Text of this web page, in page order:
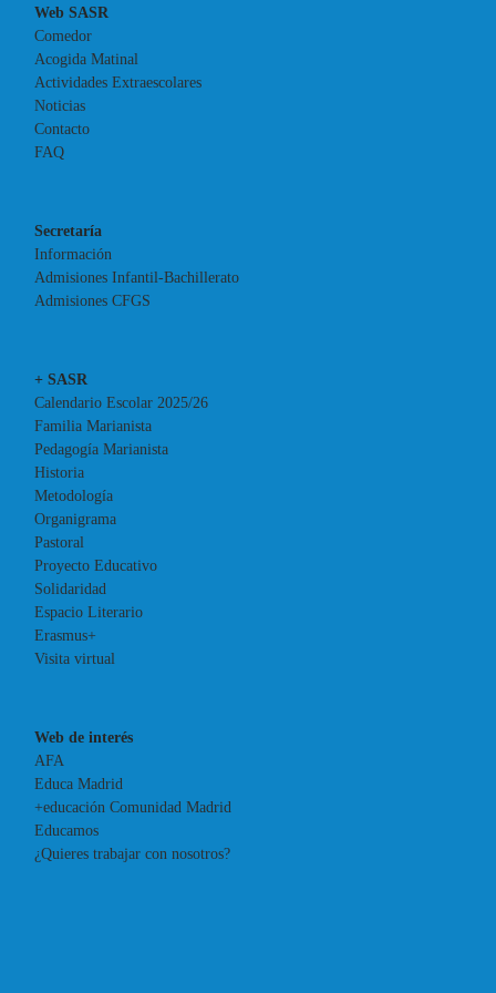
Web SASR
Comedor
Acogida Matinal
Actividades Extraescolares
Noticias
Contacto
FAQ
Secretaría
Información
Admisiones Infantil-Bachillerato
Admisiones CFGS
+ SASR
Calendario Escolar 2025/26
Familia Marianista
Pedagogía Marianista
Historia
Metodología
Organigrama
Pastoral
Proyecto Educativo
Solidaridad
Espacio Literario
Erasmus+
Visita virtual
Web de interés
AFA
Educa Madrid
+educación Comunidad Madrid
Educamos
¿Quieres trabajar con nosotros?